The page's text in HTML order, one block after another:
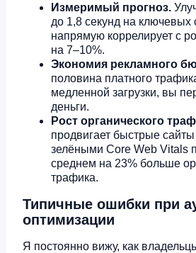
Измеримый прогноз.
до 1,8 секунд на ключевых
напрямую коррелирует с
на 7–10%.
Экономия рекламного
половина платного
медленной загрузки, вы
деньги.
Рост органического
продвигает быстрые
зелёными Core Web Vitals
среднем на 23% больше
трафика.
Типичные ошибки при
оптимизации
Я постоянно вижу, как